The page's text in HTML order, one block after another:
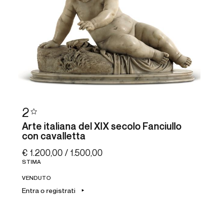
2
Arte italiana del XIX secolo Fanciullo
con cavalletta
€ 1.200,00 / 1.500,00
STIMA
VENDUTO
Entra o registrati